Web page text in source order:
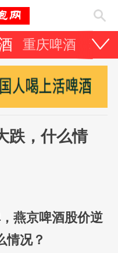
重庆啤酒 珠
跌，什么情
燕京啤酒股价逆
情况？